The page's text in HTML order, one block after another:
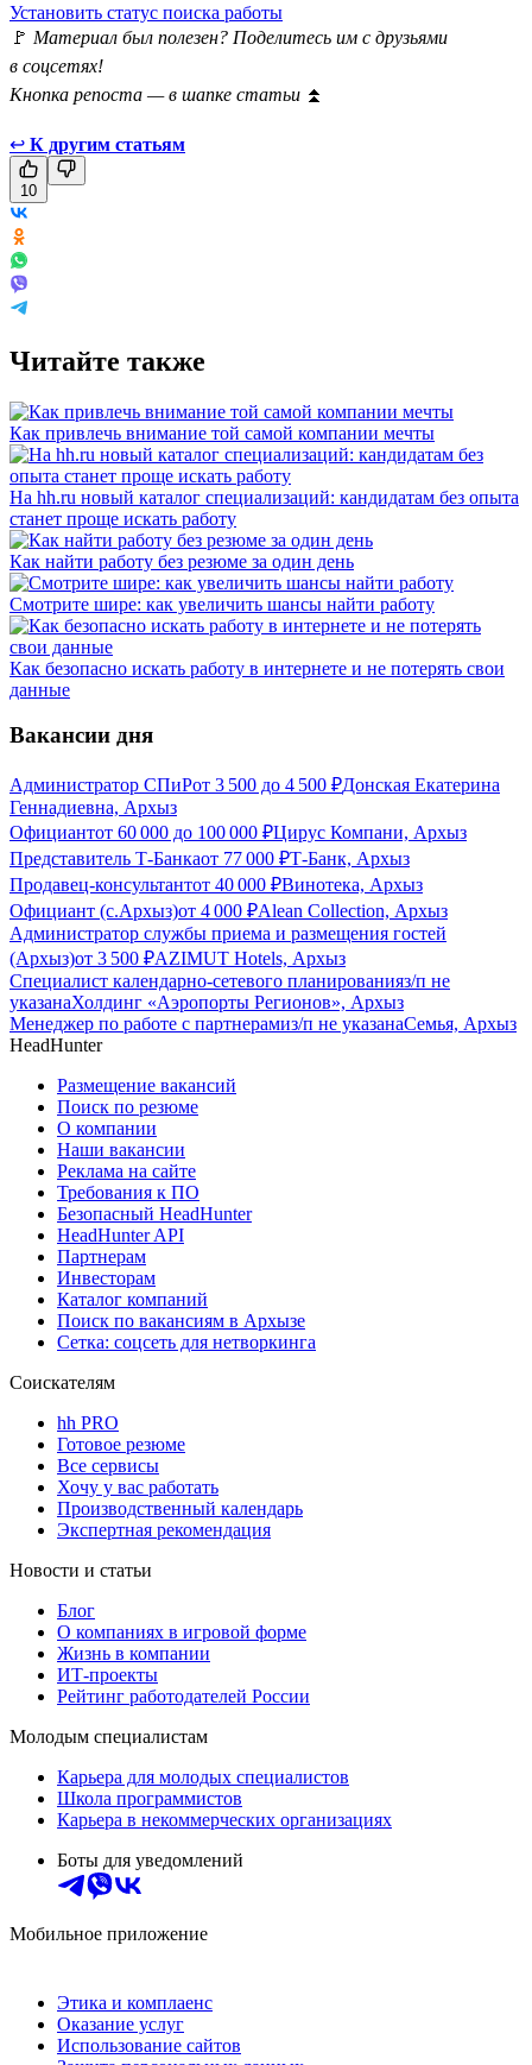
Установить статус поиска работы
🚩 Материал был полезен? Поделитесь им с друзьями
в соцсетях!
Кнопка репоста — в шапке статьи ⏫
↩ К другим статьям
10
Читайте также
Как привлечь внимание той самой компании мечты
На hh.ru новый каталог специализаций: кандидатам без опыта
станет проще искать работу
Как найти работу без резюме за один день
Смотрите шире: как увеличить шансы найти работу
Как безопасно искать работу в интернете и не потерять свои
данные
Вакансии дня
Администратор СПиРот 3 500 до 4 500 ₽Донская Екатерина
Геннадиевна, Архыз
Официантот 60 000 до 100 000 ₽Цирус Компани, Архыз
Представитель Т-Банкаот 77 000 ₽Т-Банк, Архыз
Продавец-консультантот 40 000 ₽Винотека, Архыз
Официант (с.Архыз)от 4 000 ₽Alean Collection, Архыз
Администратор службы приема и размещения гостей
(Архыз)от 3 500 ₽AZIMUT Hotels, Архыз
Специалист календарно-сетевого планированияз/п не
указанаХолдинг «Аэропорты Регионов», Архыз
Менеджер по работе с партнерамиз/п не указанаСемья, Архыз
HeadHunter
Размещение вакансий
Поиск по резюме
О компании
Наши вакансии
Реклама на сайте
Требования к ПО
Безопасный HeadHunter
HeadHunter API
Партнерам
Инвесторам
Каталог компаний
Поиск по вакансиям в Архызе
Сетка: соцсеть для нетворкинга
Соискателям
hh PRO
Готовое резюме
Все сервисы
Хочу у вас работать
Производственный календарь
Экспертная рекомендация
Новости и статьи
Блог
О компаниях в игровой форме
Жизнь в компании
ИТ-проекты
Рейтинг работодателей России
Молодым специалистам
Карьера для молодых специалистов
Школа программистов
Карьера в некоммерческих организациях
Боты для уведомлений
Мобильное приложение
Этика и комплаенс
Оказание услуг
Использование сайтов